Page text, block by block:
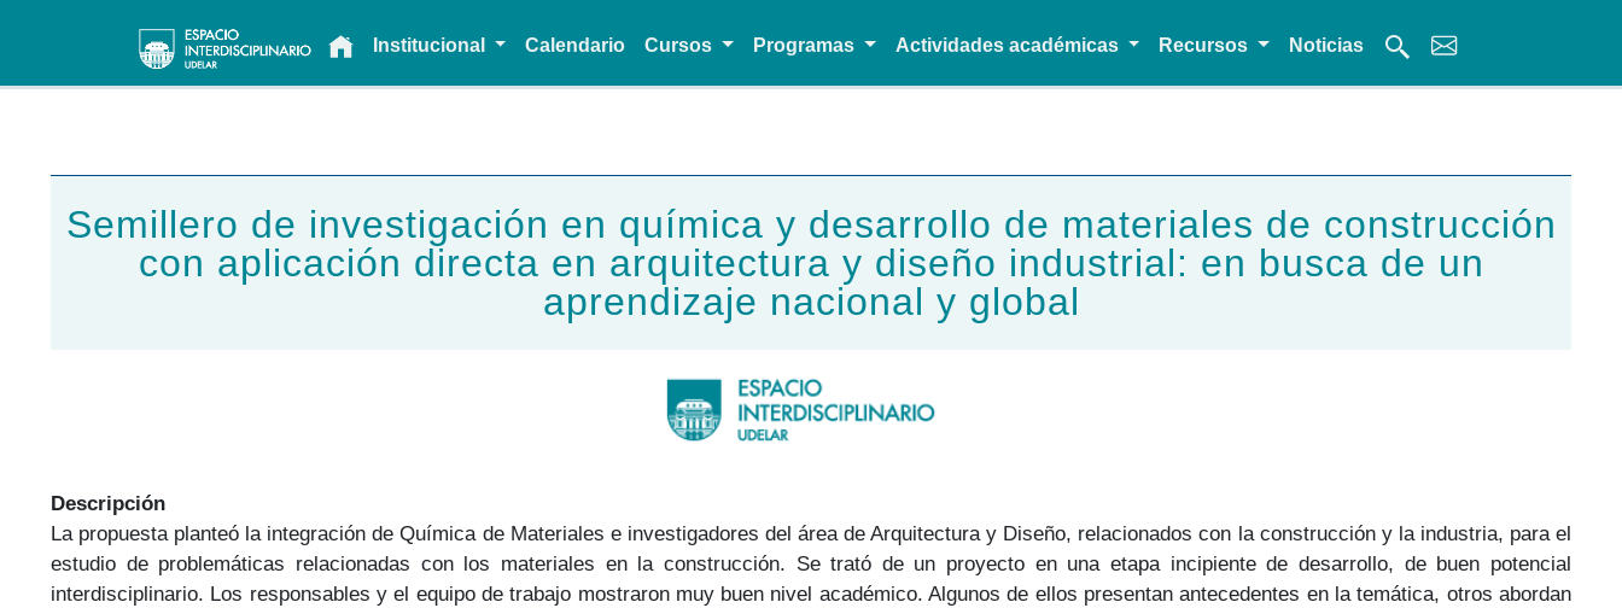
Main navigationInstitucional Calendario Cursos Programas Actividades académicas Recursos Noticias
Semillero de investigación en química y desarrollo de materiales de construcción
con aplicación directa en arquitectura y diseño industrial: en busca de un
aprendizaje nacional y global
Descripción
La propuesta planteó la integración de Química de Materiales e investigadores del área de Arquitectura y Diseño, relacionados con la construcción y la industria, para el
estudio de problemáticas relacionadas con los materiales en la construcción. Se trató de un proyecto en una etapa incipiente de desarrollo, de buen potencial
interdisciplinario. Los responsables y el equipo de trabajo mostraron muy buen nivel académico. Algunos de ellos presentan antecedentes en la temática, otros abordan